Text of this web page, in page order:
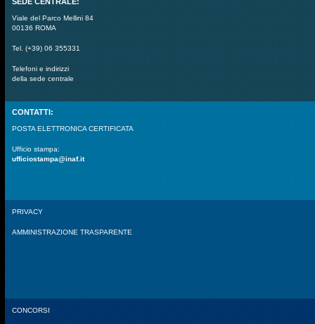
Viale del Parco Mellini 84
00136 ROMA
Tel. (+39) 06 355331
Telefoni e indirizzi
della sede centrale
CONTATTI:
POSTA ELETTRONICA CERTIFICATA
Ufficio stampa:
ufficiostampa@inaf.it
PRIVACY
AMMINISTRAZIONE TRASPARENTE
CONCORSI